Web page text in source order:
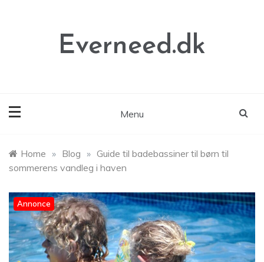
Everneed.dk
Menu
Home » Blog » Guide til badebassiner til børn til
sommerens vandleg i haven
Annonce